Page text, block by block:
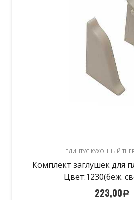
ПЛИНТУС КУХОННЫЙ
Комплект заглушек для
Цвет:1230(беж.
223,00Р